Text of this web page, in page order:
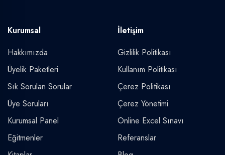
Kurumsal
Hakkımızda
Üyelik Paketleri
Sık Sorulan Sorular
Üye Soruları
Kurumsal Panel
Eğitmenler
İletişim
Gizlilik Politikası
Kullanım Politikası
Çerez Politikası
Çerez Yönetimi
Online Excel Sınavı
Referanslar